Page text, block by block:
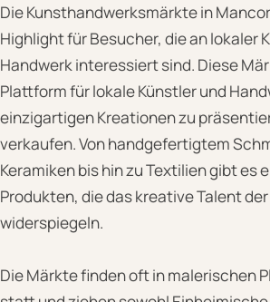
Die Kunsthandwerksmärkte in
Highlight für Besucher, die an lokaler
Handwerk interessiert sind. Diese
Plattform für lokale Künstler und
einzigartigen Kreationen zu
verkaufen. Von handgefertigtem
Keramiken bis hin zu Textilien gibt es
Produkten, die das kreative Talent
widerspiegeln.
Die Märkte finden oft in malerischen